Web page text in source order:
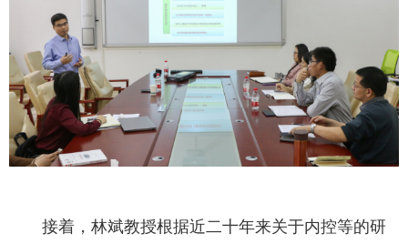
接着，林斌教授根据近二十年来关于内控等的研